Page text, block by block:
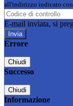
all'indirizzo indicato
E-mail inviata, si
Errore
Chiudi
Successo
Chiudi
Informazione